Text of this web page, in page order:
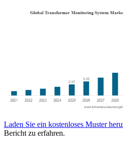
Laden Sie ein kostenloses Muster
Bericht zu erfahren.